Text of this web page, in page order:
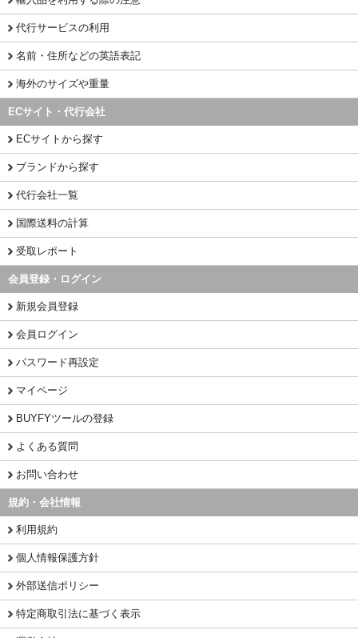
代行サービスの利用
名前・住所などの英語表記
海外のサイズや重量
ECサイト・代行会社
ECサイトから探す
ブランドから探す
代行会社一覧
国際送料の計算
受取レポート
会員登録・ログイン
新規会員登録
会員ログイン
パスワード再設定
マイページ
BUYFYツールの登録
よくある質問
お問い合わせ
規約・会社情報
利用規約
個人情報保護方針
外部送信ポリシー
特定商取引法に基づく表示